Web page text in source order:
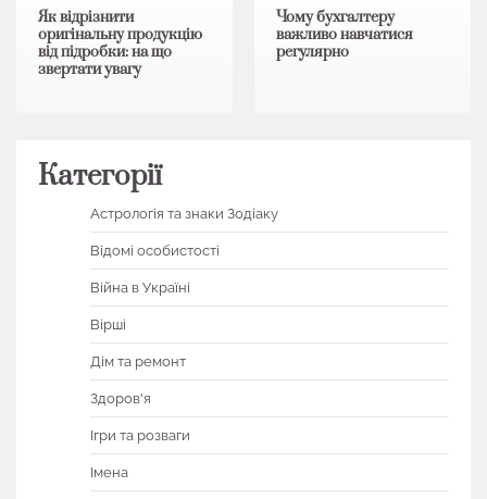
Як відрізнити
оригінальну продукцію
від підробки: на що
звертати увагу
Чому бухгалтеру
важливо навчатися
регулярно
Категорії
Астрологія та знаки Зодіаку
Відомі особистості
Війна в Україні
Вірші
Дім та ремонт
Здоров'я
Ігри та розваги
Імена